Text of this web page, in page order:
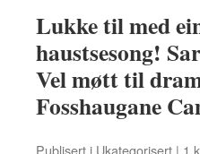
Lukke til med
haustsesong!
Vel møtt til
Fosshaugane
Publisert i Ukategorisert | 1